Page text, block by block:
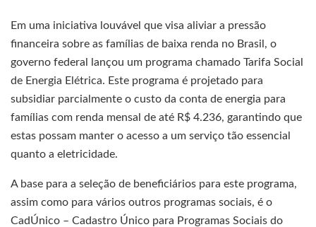
Em uma iniciativa louvável que visa aliviar a pressão
financeira sobre as famílias de baixa renda no Brasil, o
governo federal lançou um programa chamado Tarifa Social
de Energia Elétrica. Este programa é projetado para
subsidiar parcialmente o custo da conta de energia para
famílias com renda mensal de até R$ 4.236, garantindo que
estas possam manter o acesso a um serviço tão essencial
quanto a eletricidade.
A base para a seleção de beneficiários para este programa,
assim como para vários outros programas sociais, é o
CadÚnico – Cadastro Único para Programas Sociais do